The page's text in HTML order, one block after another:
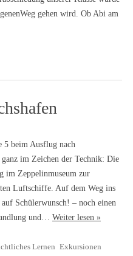
gehen wird. Ob Abi am
5 beim Ausflug nach
im Zeichen der Technik: Die
im Zeppelinmuseum zur
Luftschiffe. Auf dem Weg ins
Schülerwunsch! – noch einen
und… Weiter lesen »
Lernen Exkursionen